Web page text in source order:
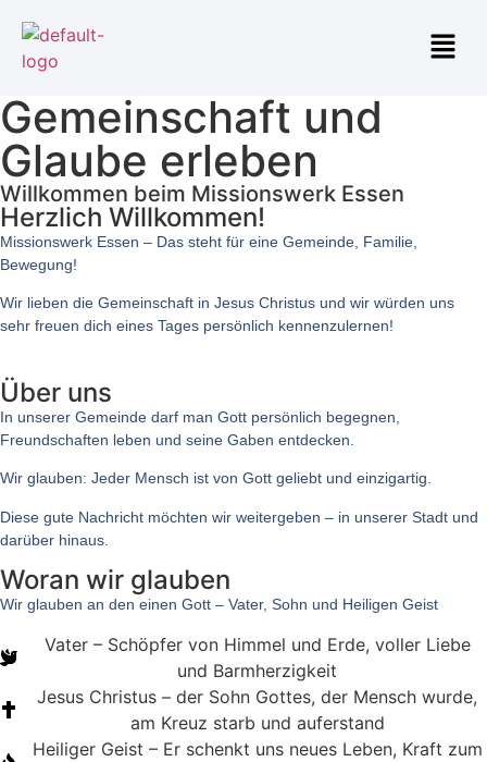
Gemeinschaft und
Glaube erleben
Willkommen beim Missionswerk Essen
Herzlich Willkommen!
Missionswerk Essen – Das steht für eine Gemeinde, Familie,
Bewegung!
Wir lieben die Gemeinschaft in Jesus Christus und wir würden uns
sehr freuen dich eines Tages persönlich kennenzulernen!
Über uns
In unserer Gemeinde darf man Gott persönlich begegnen,
Freundschaften leben und seine Gaben entdecken.
Wir glauben: Jeder Mensch ist von Gott geliebt und einzigartig.
Diese gute Nachricht möchten wir weitergeben – in unserer Stadt und
darüber hinaus.
Woran wir glauben​
Wir glauben an den einen Gott – Vater, Sohn und Heiligen Geist
Vater – Schöpfer von Himmel und Erde, voller Liebe
und Barmherzigkeit
Jesus Christus – der Sohn Gottes, der Mensch wurde,
am Kreuz starb und auferstand
Heiliger Geist – Er schenkt uns neues Leben, Kraft zum